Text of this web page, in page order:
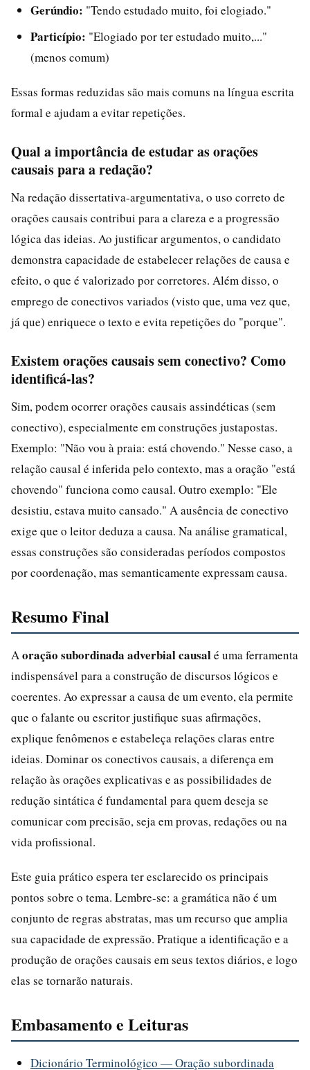
Gerúndio: "Tendo estudado muito, foi elogiado."
Particípio: "Elogiado por ter estudado muito,..."
(menos comum)
Essas formas reduzidas são mais comuns na língua escrita
formal e ajudam a evitar repetições.
Qual a importância de estudar as orações
causais para a redação?
Na redação dissertativa-argumentativa, o uso correto de
orações causais contribui para a clareza e a progressão
lógica das ideias. Ao justificar argumentos, o candidato
demonstra capacidade de estabelecer relações de causa e
efeito, o que é valorizado por corretores. Além disso, o
emprego de conectivos variados (visto que, uma vez que,
já que) enriquece o texto e evita repetições do "porque".
Existem orações causais sem conectivo? Como
identificá-las?
Sim, podem ocorrer orações causais assindéticas (sem
conectivo), especialmente em construções justapostas.
Exemplo: "Não vou à praia: está chovendo." Nesse caso, a
relação causal é inferida pelo contexto, mas a oração "está
chovendo" funciona como causal. Outro exemplo: "Ele
desistiu, estava muito cansado." A ausência de conectivo
exige que o leitor deduza a causa. Na análise gramatical,
essas construções são consideradas períodos compostos
por coordenação, mas semanticamente expressam causa.
Resumo Final
A oração subordinada adverbial causalé uma ferramenta
indispensável para a construção de discursos lógicos e
coerentes. Ao expressar a causa de um evento, ela permite
que o falante ou escritor justifique suas afirmações,
explique fenômenos e estabeleça relações claras entre
ideias. Dominar os conectivos causais, a diferença em
relação às orações explicativas e as possibilidades de
redução sintática é fundamental para quem deseja se
comunicar com precisão, seja em provas, redações ou na
vida profissional.
Este guia prático espera ter esclarecido os principais
pontos sobre o tema. Lembre-se: a gramática não é um
conjunto de regras abstratas, mas um recurso que amplia
sua capacidade de expressão. Pratique a identificação e a
produção de orações causais em seus textos diários, e logo
elas se tornarão naturais.
Embasamento e Leituras
Dicionário Terminológico — Oração subordinada